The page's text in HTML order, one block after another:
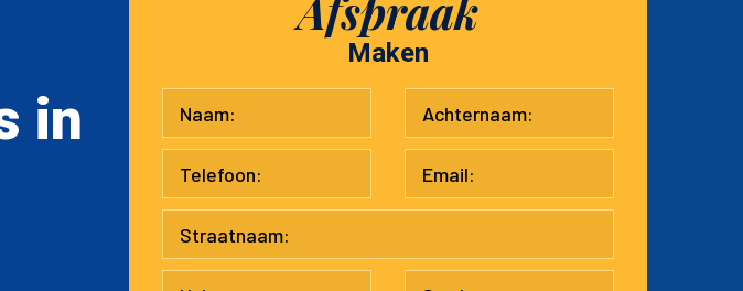
in
Maken